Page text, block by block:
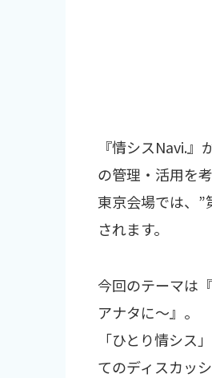
『情シスNavi.
の管理・活用を
東京会場では、
されます。
今回のテーマは
アナタに～』。
「ひとり情シス
てのディスカッ